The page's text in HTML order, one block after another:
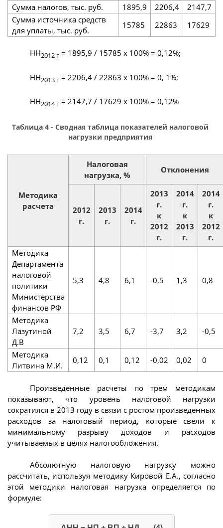
Сумма налогов, тыс. руб.
1895,9 2206,4
2147,7
Сумма источника средств
для уплаты, тыс. руб.
15785 22863 17629
НН2012 г = 1895,9 / 15785 х 100% = 0,12%;
НН2013 г = 2206,4 / 22863 х 100% = 0, 1%;
НН2014 г = 2147,7 / 17629 х 100% = 0,12%
Таблица 4 - Сводная таблица показателей налоговой
нагрузки предприятия
Методика
расчета
Налоговая
нагрузка, %
Отклонения
2012
г.
2013
г.
2014
г.
2013
г.
к
2012
г.
2014
г.
к
2013
г.
2014
г.
к
2012
г.
Методика
Департамента
налоговой
политики
Министерства
финансов РФ
5,3 4,8 6,1 -0,5 1,3 0,8
Методика
Лазутиной
Д.В
7,2 3,5 6,7 -3,7 3,2 -0,5
Методика
Литвина М.И.
0,12 0,1 0,12 -0,02 0,02 0
Произведенные расчеты по трем методикам
показывают, что уровень налоговой нагрузки
сократился в 2013 году в связи с ростом произведенных
расходов за налоговый период, которые свели к
минимальному разрыву доходов и расходов
учитываемых в целях налогообложения.
Абсолютную налоговую нагрузку можно
рассчитать, используя методику Кировой Е.А., согласно
этой методики налоговая нагрузка определяется по
формуле: